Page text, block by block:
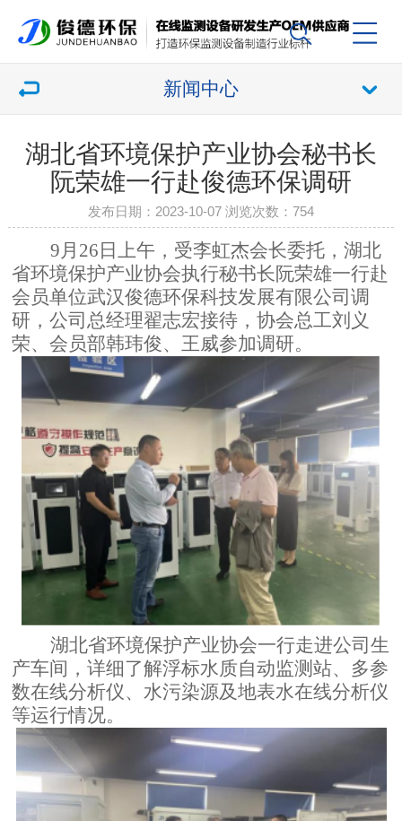
新闻中心
湖北省环境保护产业协会秘书长
阮荣雄一行赴俊德环保调研
发布日期：2023-10-07 浏览次数： 754
9月26日上午，受李虹杰会长委托，湖北
省环境保护产业协会执行秘书长阮荣雄一行赴
会员单位武汉俊德环保科技发展有限公司调
研，公司总经理翟志宏接待，协会总工刘义
荣、会员部韩玮俊、王威参加调研。
湖北省环境保护产业协会一行走进公司生
产车间，详细了解浮标水质自动监测站、多参
数在线分析仪、水污染源及地表水在线分析仪
等运行情况。